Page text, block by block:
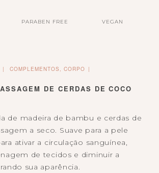
PARABEN FREE VEGAN
COMPLEMENTOS, CORPO
DE CERDAS DE COCO
de madeira de bambu e cerdas de
a seco. Suave para a pele
ativar a circulação sanguínea,
de tecidos e diminuir a
sua aparência.